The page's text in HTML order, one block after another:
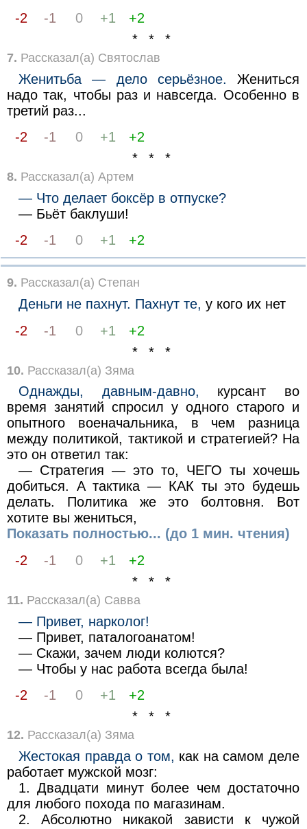
-2
-1 0 +1
+2
* * *
7. Рассказал(а) Святослав
Женитьба — дело серьёзное. Жениться
надо так, чтобы раз и навсегда. Особенно в
третий раз...
-2
-1 0 +1
+2
* * *
8. Рассказал(а) Артем
— Что делает боксёр в отпуске?
— Бьёт баклуши!
-2
-1 0 +1 +2
9. Рассказал(а) Степан
Деньги не пахнут. Пахнут те, у кого их нет
-2
-1 0 +1
+2
* * *
10. Рассказал(а) Зяма
Однажды, давным-давно, курсант во
время занятий спросил у одного старого и
опытного военачальника, в чем разница
между политикой, тактикой и стратегией? На
это он ответил так:
— Стратегия — это то, ЧЕГО ты хочешь
добиться. А тактика — КАК ты это будешь
делать. Политика же это болтовня. Вот
хотите вы жениться,
Показать полностью... (до 1 мин. чтения)
-2
-1 0 +1
+2
* * *
11. Рассказал(а) Савва
— Привет, нарколог!
— Привет, паталогоанатом!
— Скажи, зачем люди колются?
— Чтобы у нас работа всегда была!
-2
-1 0 +1
+2
* * *
12. Рассказал(а) Зяма
Жестокая правда о том, как на самом деле
работает мужской мозг:
1. Двадцати минут более чем достаточно
для любого похода по магазинам.
2. Абсолютно никакой зависти к чужой